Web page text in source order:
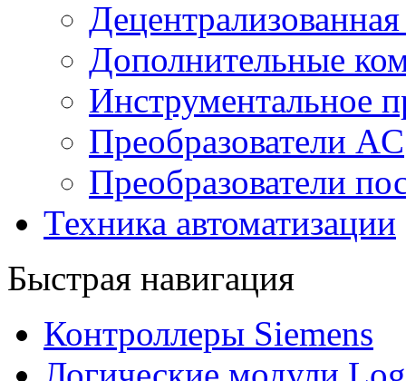
Дополнительные
Инструментальное
Преобразователи AC
Преобразователи
Техника автоматизации
Быстрая навигация
Контроллеры Siemens